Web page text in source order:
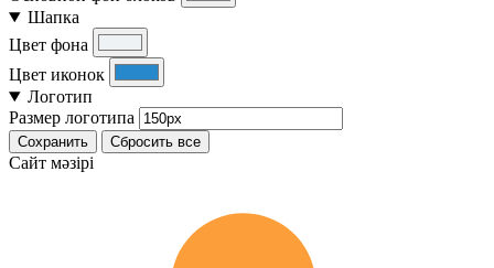
Шапка
Цвет фона
Цвет иконок
Логотип
Размер логотипа
Сохранить Сбросить все
Cайт мәзірі